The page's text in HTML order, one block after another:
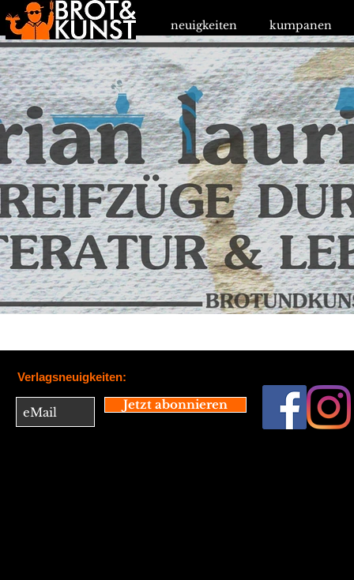
neuigkeiten kumpanen
Verlagsneuigkeiten:
Jetzt abonnieren